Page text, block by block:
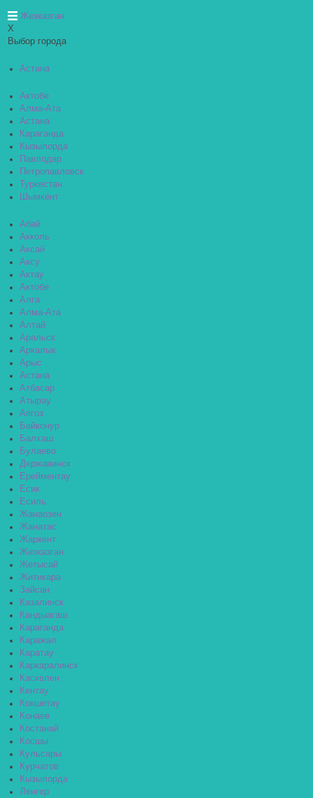
Жезказган
X
Выбор города
Астана
Актобе
Алма-Ата
Астана
Караганда
Кызылорда
Павлодар
Петропавловск
Туркестан
Шымкент
Абай
Акколь
Аксай
Аксу
Актау
Актобе
Алга
Алма-Ата
Алтай
Аральск
Аркалык
Арыс
Астана
Атбасар
Атырау
Аягоз
Байконур
Балхаш
Булаево
Державинск
Ерейментау
Есик
Есиль
Жанаозен
Жанатас
Жаркент
Жезказган
Жетысай
Житикара
Зайсан
Казалинск
Кандыагаш
Караганда
Каражал
Каратау
Каркаралинск
Каскелен
Кентау
Кокшетау
Конаев
Костанай
Косшы
Кульсары
Курчатов
Кызылорда
Ленгер